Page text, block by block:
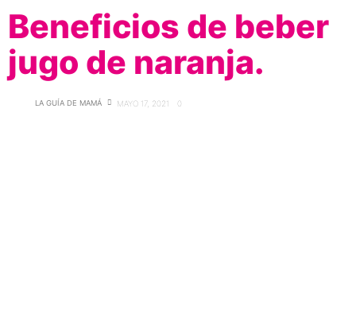
Beneficios de beber
jugo de naranja.
LA GUÍA DE MAMÁ MAYO 17, 2021 0